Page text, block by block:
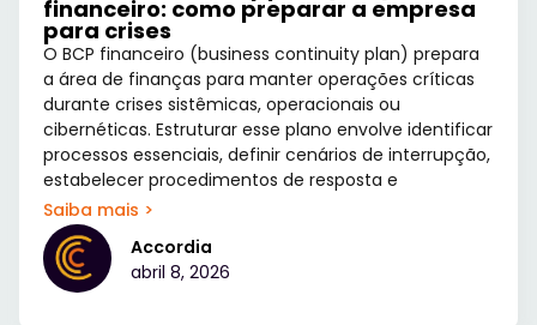
financeiro: como preparar a empresa
para crises
O BCP financeiro (business continuity plan) prepara
a área de finanças para manter operações críticas
durante crises sistêmicas, operacionais ou
cibernéticas. Estruturar esse plano envolve identificar
processos essenciais, definir cenários de interrupção,
estabelecer procedimentos de resposta e
Saiba mais >
Accordia
abril 8, 2026